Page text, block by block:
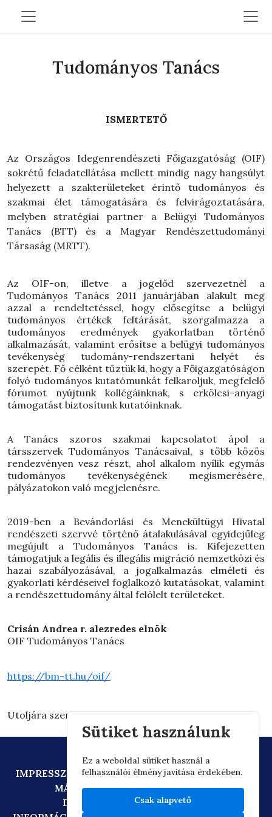
Tudományos Tanács
ISMERTETŐ
Az Országos Idegenrendészeti Főigazgatóság (OIF)
sokrétű feladatellátása mellett mindig nagy hangsúlyt
helyezett a szakterületeket érintő tudományos és
szakmai élet támogatására és felvirágoztatására,
melyben stratégiai partner a Belügyi Tudományos
Tanács (BTT) és a Magyar Rendészettudományi
Társaság (MRTT).
Az OIF-on, illetve a jogelőd szervezetnél a
Tudományos Tanács 2011 januárjában alakult meg
azzal a rendeltetéssel, hogy elősegítse a belügyi
tudományos értékek feltárását, szorgalmazza a
tudományos eredmények gyakorlatban történő
alkalmazását, valamint erősítse a belügyi tudományos
tevékenység tudomány-rendszertani helyét és
szerepét. Fő célként tűztük ki, hogy a Főigazgatóságon
folyó tudományos kutatómunkát felkaroljuk, megfelelő
fórumot nyújtunk kollégáinknak, s erkölcsi-anyagi
támogatást biztosítunk kutatóinknak.
A Tanács szoros szakmai kapcsolatot ápol a
társszervek Tudományos Tanácsaival, s több közös
rendezvényen vesz részt, ahol alkalom nyílik egymás
tudományos tevékenységének megismerésére,
pályázatokon való megjelenésre.
2019-ben a Bevándorlási és Menekültügyi Hivatal
rendészeti szervvé történő átalakulásával egyidejűleg
megújult a Tudományos Tanács is. Kifejezetten
támogatjuk a legális és illegális migráció nemzetközi és
hazai szabályozásával, a jogalkalmazás elméleti és
gyakorlati kérdéseivel foglalkozó kutatásokat, valamint
a rendészettudomány által felölelt területeket.
Crisán Andrea r. alezredes elnök
OIF Tudományos Tanács
https://bm-tt.hu/oif/
Utoljára szerkesztve: 2025.05.20. 15:02
IMPRESSZUMADATVÉDELEMTECHNIKAI AJÁNLÁS
MÁSOLATKÉSZÍTÉSI SZABÁLYZAT
DIGITÁLIS ÁLLAMPOLGÁRSÁG
Sütiket használunk
Ez a weboldal sütiket használ a
felhasználói élmény javítása érdekében.
Csak alapvető